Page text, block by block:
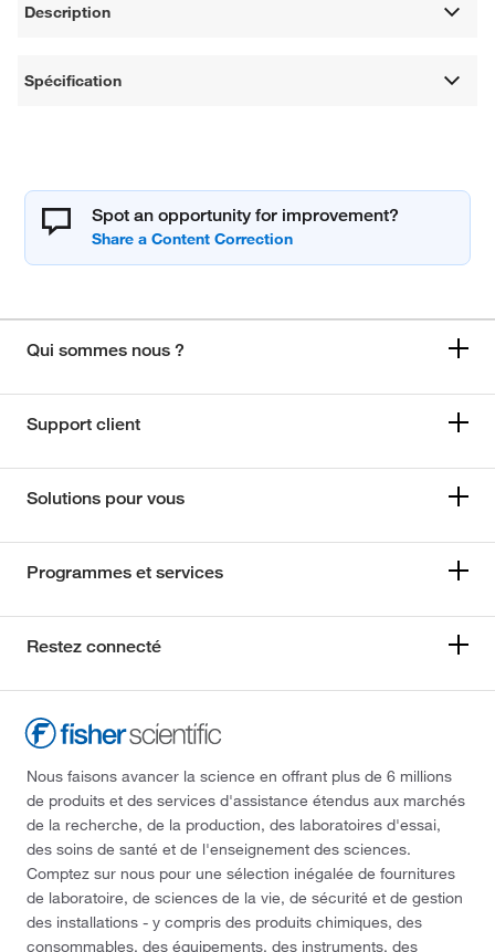
Description
Spécification
Spot an opportunity for improvement?
Qui sommes nous ?
Support client
Solutions pour vous
Programmes et services
Restez connecté
Nous faisons avancer la science en offrant plus de 6 millions
de produits et des services d'assistance étendus aux marchés
de la recherche, de la production, des laboratoires d'essai,
des soins de santé et de l'enseignement des sciences.
Comptez sur nous pour une sélection inégalée de fournitures
de laboratoire, de sciences de la vie, de sécurité et de gestion
des installations - y compris des produits chimiques, des
consommables, des équipements, des instruments, des